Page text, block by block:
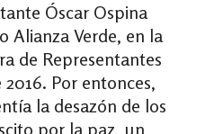
Óscar Ospina
Alianza Verde, en la
de Representantes
Por entonces,
la desazón de los
por la paz, un